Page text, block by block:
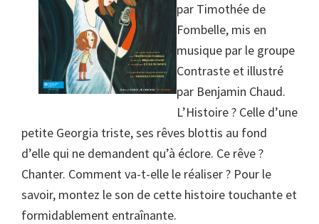
par Timothée de
Fombelle, mis en
musique par le groupe
Contraste et illustré
par Benjamin Chaud.
L’Histoire ? Celle d’une
petite Georgia triste, ses rêves blottis au fond
d’elle qui ne demandent qu’à éclore. Ce rêve ?
Chanter. Comment va-t-elle le réaliser ? Pour le
savoir, montez le son de cette histoire touchante et
formidablement entraînante.